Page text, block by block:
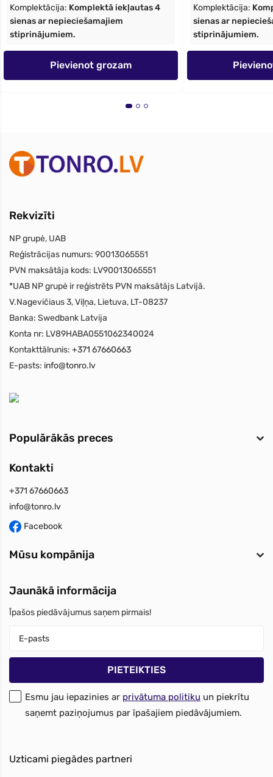
Komplektācija: Komplektā iekļautas 4
sienas ar nepieciešamajiem
stiprinājumiem.
Pievienot grozam
Komplektācija:
sienas ar
stiprinājumiem.
Rekvizīti
NP grupė, UAB
Reģistrācijas numurs: 90013065551
PVN maksātāja kods: LV90013065551
*UAB NP grupė ir reģistrēts PVN maksātājs Latvijā.
V.Nagevičiaus 3, Viļņa, Lietuva, LT-08237
Banka: Swedbank Latvija
Konta nr: LV89HABA0551062340024
Kontakttālrunis: +371 67660663
E-pasts: info@tonro.lv
Populārākās preces
Kontakti
+371 67660663
info@tonro.lv
Facebook
Mūsu kompānija
Jaunākā informācija
Īpašos piedāvājumus saņem pirmais!
Esmu jau iepazinies ar privātuma politiku un piekrītu
saņemt paziņojumus par īpašajiem piedāvājumiem.
Uzticami piegādes partneri